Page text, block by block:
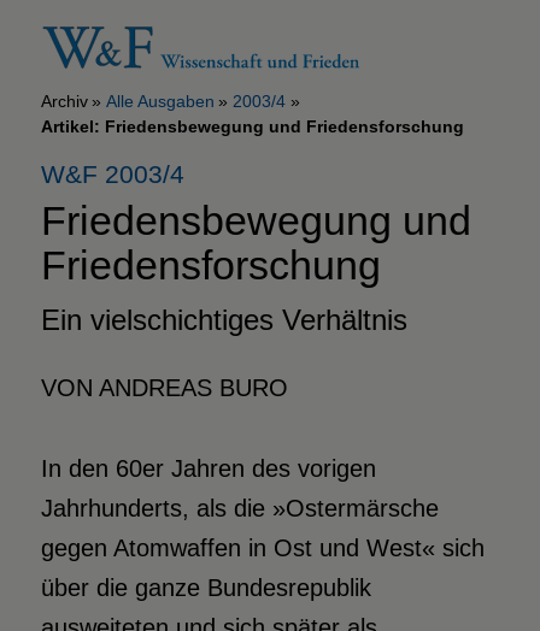
Archiv Alle Ausgaben
2003/4
Artikel: Friedensbewegung und Friedensforschung
W&F 2003/4
Friedensbewegung und
Friedensforschung
Ein vielschichtiges Verhältnis
VON ANDREAS BURO
In den 60er Jahren des vorigen
Jahrhunderts, als die »Ostermärsche
gegen Atomwaffen in Ost und West« sich
über die ganze Bundesrepublik